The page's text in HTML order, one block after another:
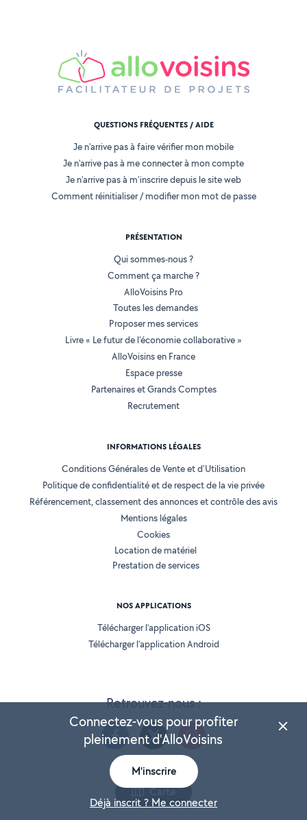
Carte
Retrouvez-nous :
QUESTIONS FRÉQUENTES / AIDE
Je n'arrive pas à faire vérifier mon mobile
Je n'arrive pas à me connecter à mon compte
Je n'arrive pas à m'inscrire depuis le site web
Comment réinitialiser / modifier mon mot de passe
PRÉSENTATION
Qui sommes-nous ?
Comment ça marche ?
AlloVoisins Pro
Toutes les demandes
Proposer mes services
Livre « Le futur de l'économie collaborative »
AlloVoisins en France
Espace presse
Partenaires et Grands Comptes
Recrutement
INFORMATIONS LÉGALES
Conditions Générales de Vente et d'Utilisation
Politique de confidentialité et de respect de la vie privée
Référencement, classement des annonces et contrôle des avis
Mentions légales
Cookies
Location de matériel
Prestation de services
NOS APPLICATIONS
Télécharger l’application iOS
Télécharger l’application Android
Connectez-vous pour profiter
pleinement d'AlloVoisins
M'inscrire
Déjà inscrit ? Me connecter